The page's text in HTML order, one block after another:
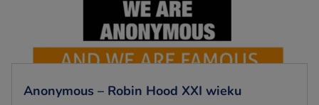
Anonymous – Robin Hood XXI wieku